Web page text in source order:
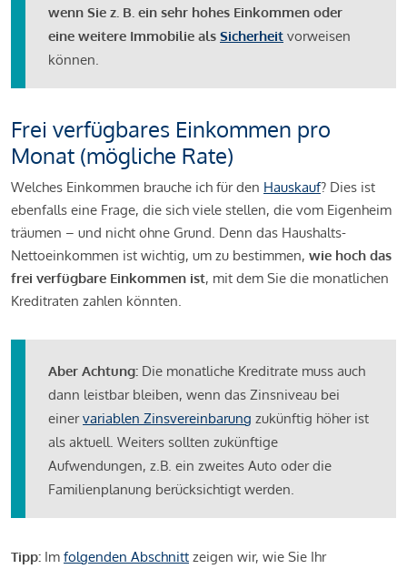
wenn Sie z. B. ein sehr hohes Einkommen oder
eine weitere Immobilie als Sicherheit vorweisen
können.
Frei verfügbares Einkommen pro
Monat (mögliche Rate)
Welches Einkommen brauche ich für den Hauskauf? Dies ist
ebenfalls eine Frage, die sich viele stellen, die vom Eigenheim
träumen – und nicht ohne Grund. Denn das Haushalts-
Nettoeinkommen ist wichtig, um zu bestimmen, wie hoch das
frei verfügbare Einkommen ist, mit dem Sie die monatlichen
Kreditraten zahlen könnten.
Aber Achtung: Die monatliche Kreditrate muss auch
dann leistbar bleiben, wenn das Zinsniveau bei
einervariablen Zinsvereinbarung zukünftig höher ist
als aktuell. Weiters sollten zukünftige
Aufwendungen, z.B. ein zweites Auto oder die
Familienplanung berücksichtigt werden.
Tipp: Im folgenden Abschnitt zeigen wir, wie Sie Ihr